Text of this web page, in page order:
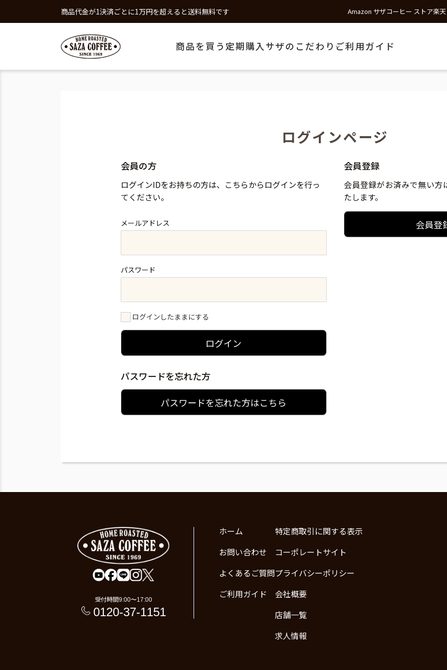
商品代金が1決済ごとに1万円を超えると送料無料です Amazon サザコーヒー ストア楽
商品を買う 定期購入 サザのこだわり ご利用ガイド
ログインページ
会員の方
ログインIDをお持ちの方は、こちらからログインを行っ
てください。
メールアドレス
パスワード
ログインしたままにする
ログイン
パスワードを忘れた方
パスワードを忘れた方はこちら
会員登録
会員登録がお済みで無い
たします。
会員登
受付時間9:00〜17:00
0120-37-1151
ホーム
お問い合わせ
よくあるご質問
ご利用ガイド
特定商取引に関する表示
コーポレートサイト
プライバシーポリシー
会社概要
店舗一覧
求人情報